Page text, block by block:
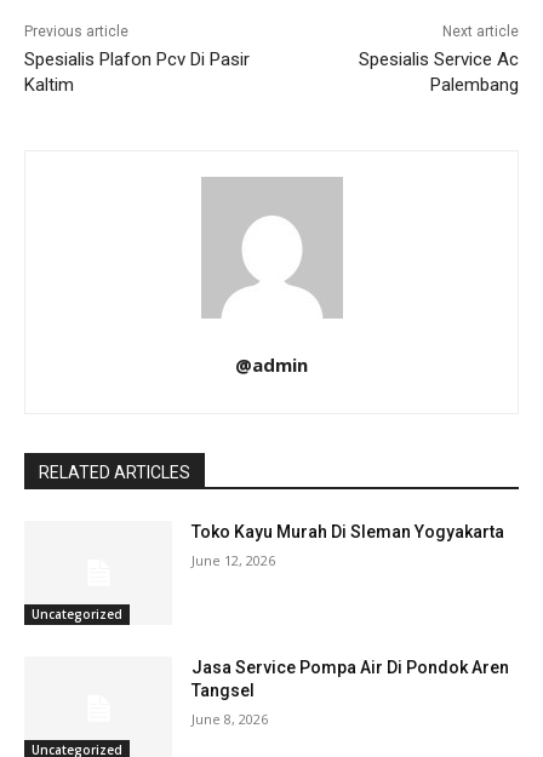
Previous article
Spesialis Plafon Pcv Di Pasir
Kaltim
Next article
Spesialis Service Ac
Palembang
@admin
RELATED ARTICLES
Uncategorized
Toko Kayu Murah Di Sleman Yogyakarta
June 12, 2026
Uncategorized
Jasa Service Pompa Air Di Pondok Aren
Tangsel
June 8, 2026